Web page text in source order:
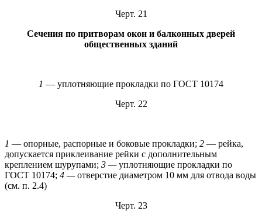
Черт. 21
Сечения по притворам окон и балконных дверей
общественных зданий
1 — уплотняющие прокладки по ГОСТ 10174
Черт. 22
1 — опорные, распорные и боковые прокладки; 2 — рейка,
допускается приклеивание рейки с дополнительным
креплением шурупами; 3 —уплотняющие прокладки по
ГОСТ 10174; 4 —отверстие диаметром 10 мм для отвода воды
(см. п. 2.4)
Черт. 23